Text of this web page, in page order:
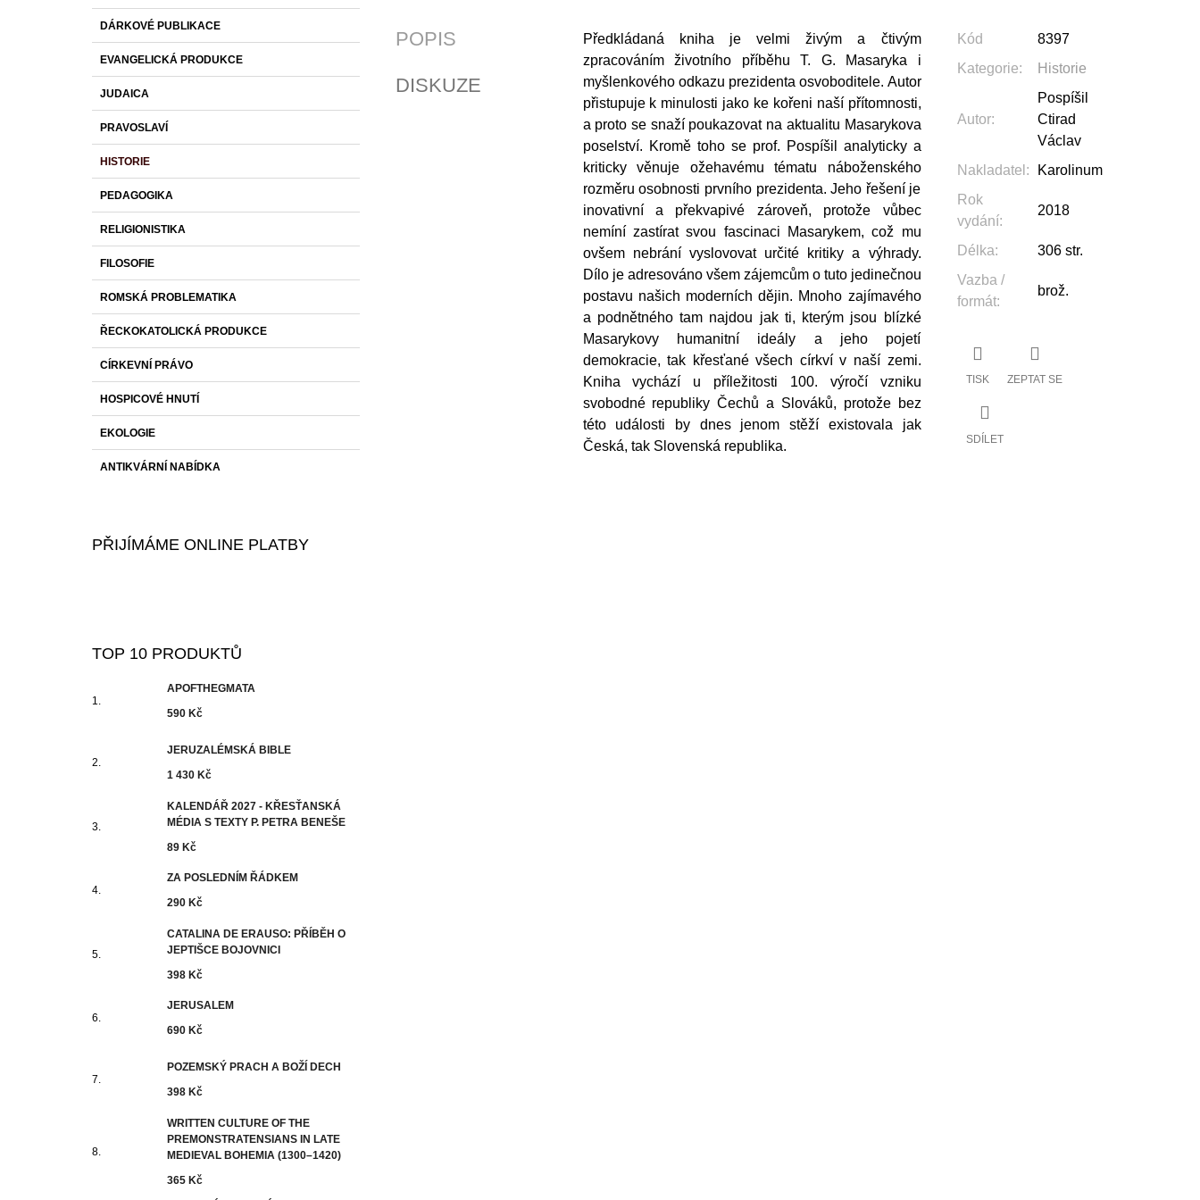
DÁRKOVÉ PUBLIKACE
EVANGELICKÁ PRODUKCE
JUDAICA
PRAVOSLAVÍ
HISTORIE
PEDAGOGIKA
RELIGIONISTIKA
FILOSOFIE
ROMSKÁ PROBLEMATIKA
ŘECKOKATOLICKÁ PRODUKCE
CÍRKEVNÍ PRÁVO
HOSPICOVÉ HNUTÍ
EKOLOGIE
ANTIKVÁRNÍ NABÍDKA
PŘIJÍMÁME ONLINE PLATBY
TOP 10 PRODUKTŮ
APOFTHEGMATA
590 Kč
JERUZALÉMSKÁ BIBLE
1 430 Kč
KALENDÁŘ 2027 - KŘESŤANSKÁ
MÉDIA S TEXTY P. PETRA BENEŠE
89 Kč
ZA POSLEDNÍM ŘÁDKEM
290 Kč
CATALINA DE ERAUSO: PŘÍBĚH O
JEPTIŠCE BOJOVNICI
398 Kč
JERUSALEM
690 Kč
POZEMSKÝ PRACH A BOŽÍ DECH
398 Kč
WRITTEN CULTURE OF THE
PREMONSTRATENSIANS IN LATE
MEDIEVAL BOHEMIA (1300–1420)
365 Kč
POPIS
DISKUZE
Předkládaná kniha je velmi živým a čtivým
zpracováním životního příběhu T. G. Masaryka i
myšlenkového odkazu prezidenta osvoboditele. Autor
přistupuje k minulosti jako ke kořeni naší přítomnosti,
a proto se snaží poukazovat na aktualitu Masarykova
poselství. Kromě toho se prof. Pospíšil analyticky a
kriticky věnuje ožehavému tématu náboženského
rozměru osobnosti prvního prezidenta. Jeho řešení je
inovativní a překvapivé zároveň, protože vůbec
nemíní zastírat svou fascinaci Masarykem, což mu
ovšem nebrání vyslovovat určité kritiky a výhrady.
Dílo je adresováno všem zájemcům o tuto jedinečnou
postavu našich moderních dějin. Mnoho zajímavého
a podnětného tam najdou jak ti, kterým jsou blízké
Masarykovy humanitní ideály a jeho pojetí
demokracie, tak křesťané všech církví v naší zemi.
Kniha vychází u příležitosti 100. výročí vzniku
svobodné republiky Čechů a Slováků, protože bez
této události by dnes jenom stěží existovala jak
Česká, tak Slovenská republika.
Kód
8397
Kategorie: Historie
Autor:
Pospíšil
Ctirad
Václav
Nakladatel :
Karolinum
Rok
vydání:
2018
Délka:
306 str.
Vazba /
formát:
brož.
TISK ZEPTAT SE
SDÍLET